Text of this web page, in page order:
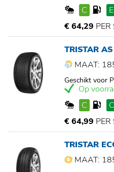
C
E
€ 64,29
TRISTAR
MAAT:
Geschikt voor
Op
C
C
€ 64,99
TRISTAR
MAAT: